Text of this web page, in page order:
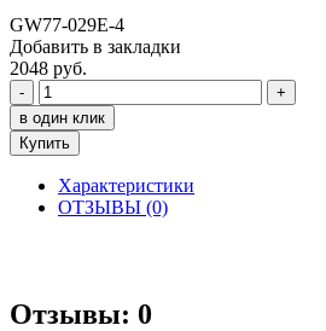
GW77-029E-4
Добавить в закладки
2048 руб.
-
+
в один клик
Купить
Характеристики
ОТЗЫВЫ (0)
Отзывы: 0